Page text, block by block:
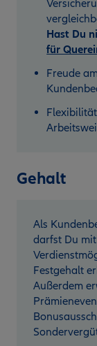
Hast Du
für
Freude
Gehalt
Als
darfst Du
Festgehalt
Außerdem